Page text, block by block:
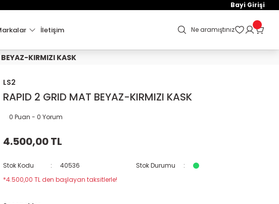
Bayi Girişi
İletişim Ne aramıştınız
KIRMIZI KASK
LS2
RAPID 2 GRID MAT BEYAZ-KIRMIZI KASK
0 Puan - 0 Yorum
4.500,00 TL
Stok Kodu 40536
Stok Durumu
*4.500,00 TL den başlayan taksitlerle!